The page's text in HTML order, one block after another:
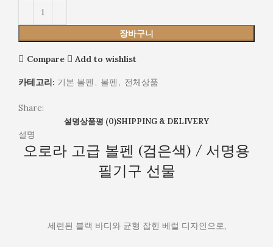
장바구니
Compare Add to wishlist
카테고리: 기본 볼펜 , 볼펜 , 전체상품
Share:
설명상품평 (0)SHIPPING & DELIVERY
설명
오로라 고급 볼펜 (검은색) / 서명용
필기구 선물
세련된 블랙 바디와 균형 잡힌 베럴 디자인으로,